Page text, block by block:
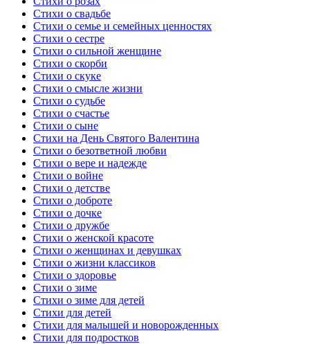
Стихи о свадьбе
Стихи о семье и семейных ценностях
Стихи о сестре
Стихи о сильной женщине
Стихи о скорби
Стихи о скуке
Стихи о смысле жизни
Стихи о судьбе
Стихи о счастье
Стихи о сыне
Стихи на День Святого Валентина
Стихи о безответной любви
Стихи о вере и надежде
Стихи о войне
Стихи о детстве
Стихи о доброте
Стихи о дочке
Стихи о дружбе
Стихи о женской красоте
Стихи о женщинах и девушках
Стихи о жизни классиков
Стихи о здоровье
Стихи о зиме
Стихи о зиме для детей
Стихи для детей
Стихи для малышей и новорожденных
Стихи для подростков